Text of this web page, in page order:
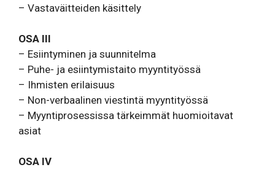
– Vastaväitteiden käsittely
OSA III
– Esiintyminen ja suunnitelma
– Puhe- ja esiintymistaito myyntityössä
– Ihmisten erilaisuus
– Non-verbaalinen viestintä myyntityössä
– Myyntiprosessissa tärkeimmät huomioitavat
asiat
OSA IV